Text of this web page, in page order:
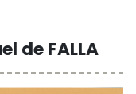
de FALLA